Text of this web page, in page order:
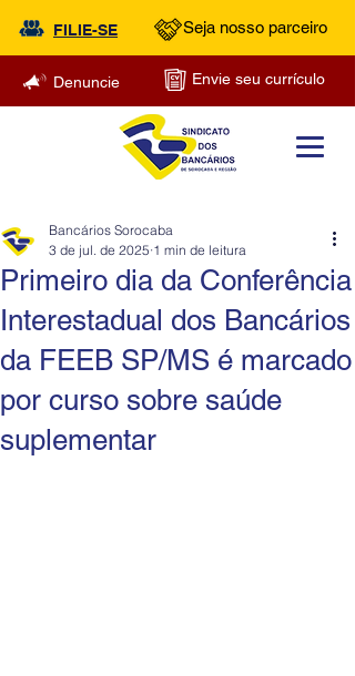
FILIE-SE Seja nosso parceiro
Denuncie Envie seu currículo
Primeiro dia da Conferência
Interestadual dos Bancários
da FEEB SP/MS é marcado
por curso sobre saúde
suplementar
Bancários Sorocaba
3 de jul. de 2025 1 min de leitura